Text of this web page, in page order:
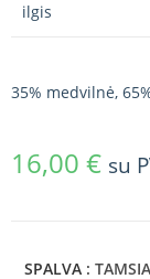
ilgis
35% medvilnė,
16,00 € su
SPALVA :